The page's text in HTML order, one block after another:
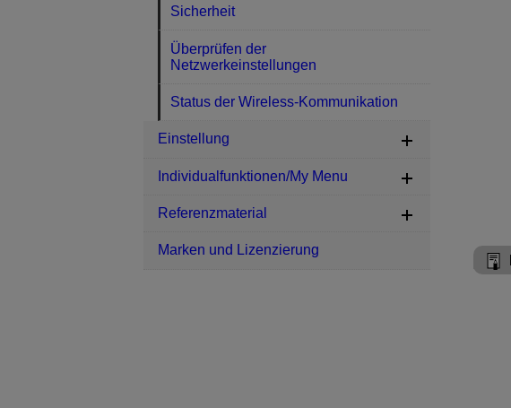
Sicherheit
Überprüfen der
Netzwerkeinstellungen
Status der Wireless-Kommunikation
Einstellung
Individualfunktionen/My Menu
Referenzmaterial
Marken und Lizenzierung